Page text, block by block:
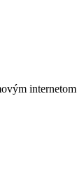
internetom